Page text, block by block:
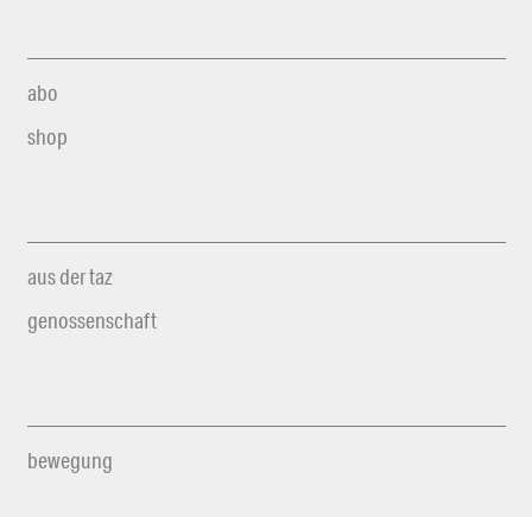
abo
shop
aus der taz
genossenschaft
bewegung